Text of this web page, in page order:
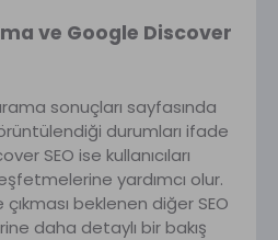
ve Google Discover
sonuçları sayfasında
durumları ifade
SEO ise kullanıcıları
yardımcı olur.
beklenen diğer SEO
daha detaylı bir bakış